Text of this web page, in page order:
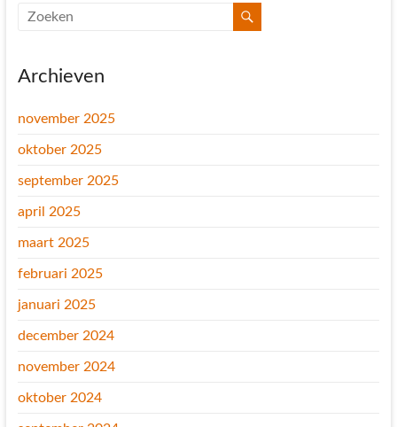
Archieven
november 2025
oktober 2025
september 2025
april 2025
maart 2025
februari 2025
januari 2025
december 2024
november 2024
oktober 2024